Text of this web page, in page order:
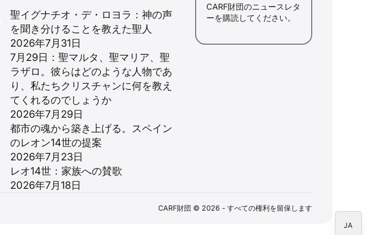
聖イグナチオ・デ・ロヨラ：神の声
を聞き分けることを教えた聖人
2026年7月31日
7月29日：聖マルタ、聖マリア、聖
ラザロ。彼らはどのような人物であ
り、私たちクリスチャンに何を教え
てくれるのでしょうか
2026年7月29日
都市の魂から築き上げる。スペイン
のレオン14世の提案
2026年7月23日
レオ14世：家族への賛歌
2026年7月18日
CARF財団のニュースレタ
ーを購読してください。
CARF財団 © 2026 - すべての権利を留保します
JA